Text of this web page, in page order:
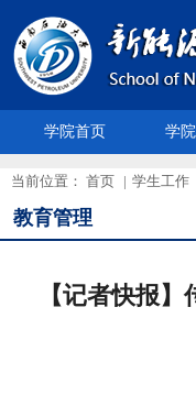
学院首页 学
当前位置： 首页 | 学生工作
教育管理
【记者快报